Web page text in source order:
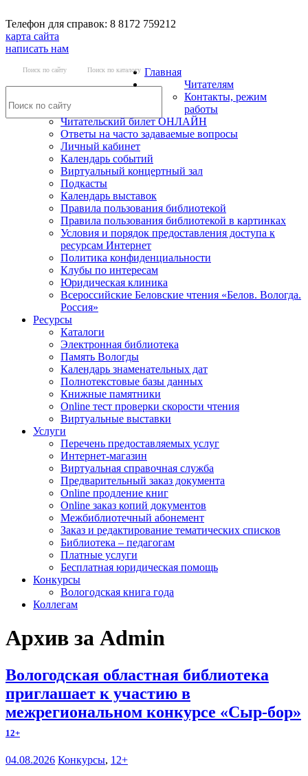
Телефон для справок: 8 8172 759212
карта сайта
написать нам
Поиск по сайту Поиск по каталогу Главная
Читателям
Контакты, режим
работы
Читательский билет ОНЛАЙН
Ответы на часто задаваемые вопросы
Личный кабинет
Календарь событий
Виртуальный концертный зал
Подкасты
Календарь выставок
Правила пользования библиотекой
Правила пользования библиотекой в картинках
Условия и порядок предоставления доступа к
ресурсам Интернет
Политика конфиденциальности
Клубы по интересам
Юридическая клиника
Всероссийские Беловские чтения «Белов. Вологда.
Россия»
Ресурсы
Каталоги
Электронная библиотека
Память Вологды
Календарь знаменательных дат
Полнотекстовые базы данных
Книжные памятники
Online тест проверки скорости чтения
Виртуальные выставки
Услуги
Перечень предоставляемых услуг
Интернет-магазин
Виртуальная справочная служба
Предварительный заказ документа
Online продление книг
Online заказ копий документов
Межбиблиотечный абонемент
Заказ и редактирование тематических списков
Библиотека – педагогам
Платные услуги
Бесплатная юридическая помощь
Конкурсы
Вологодская книга года
Коллегам
Архив за Admin
Вологодская областная библиотека
приглашает к участию в
межрегиональном конкурсе «Сыр-бор»
12+
04.08.2026 Конкурсы, 12+